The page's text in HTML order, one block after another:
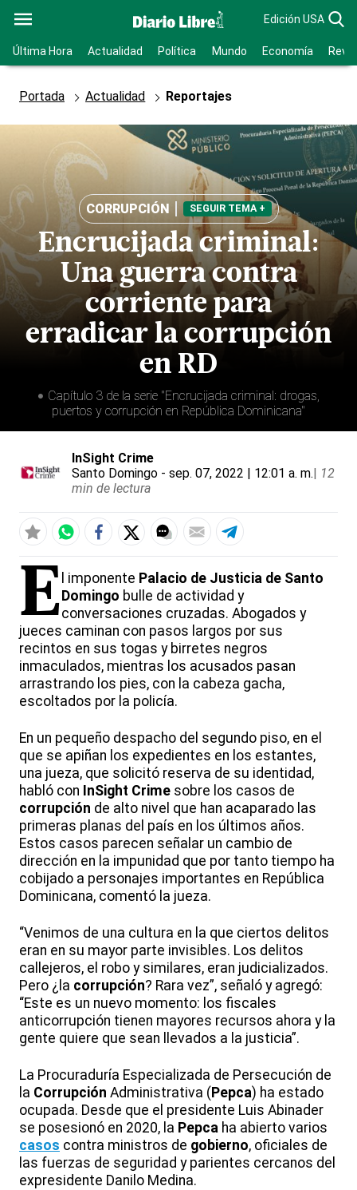
Edición USA
Última Hora Actualidad Política Mundo Economía
Portada Actualidad Reportajes
CORRUPCIÓN SEGUIR TEMA +
Encrucijada criminal:
Una guerra contra
corriente para
erradicar la corrupción
en RD
Capítulo 3 de la serie "Encrucijada criminal: drogas,
puertos y corrupción en República Dominicana"
InSight Crime
Santo Domingo - sep. 07, 2022 | 12:01 a. m.| 12
min de lectura
E l imponente Palacio de Justicia de Santo
Domingo bulle de actividad y
conversaciones cruzadas. Abogados y
jueces caminan con pasos largos por sus
recintos en sus togas y birretes negros
inmaculados, mientras los acusados pasan
arrastrando los pies, con la cabeza gacha,
escoltados por la policía.
En un pequeño despacho del segundo piso, en el
que se apiñan los expedientes en los estantes,
una jueza, que solicitó reserva de su identidad,
habló con InSight Crime sobre los casos de
corrupción de alto nivel que han acaparado las
primeras planas del país en los últimos años.
Estos casos parecen señalar un cambio de
dirección en la impunidad que por tanto tiempo ha
cobijado a personajes importantes en República
Dominicana, comentó la jueza.
“Venimos de una cultura en la que ciertos delitos
eran en su mayor parte invisibles. Los delitos
callejeros, el robo y similares, eran judicializados.
Pero ¿la corrupción? Rara vez”, señaló y agregó:
“Este es un nuevo momento: los fiscales
anticorrupción tienen mayores recursos ahora y la
gente quiere que sean llevados a la justicia”.
La Procuraduría Especializada de Persecución de
la Corrupción Administrativa ( Pepca) ha estado
ocupada. Desde que el presidente Luis Abinader
se posesionó en 2020, la Pepca ha abierto varios
casos contra ministros de gobierno, oficiales de
las fuerzas de seguridad y parientes cercanos del
expresidente Danilo Medina.